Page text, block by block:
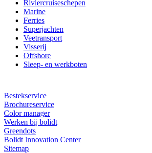
Riviercruiseschepen
Marine
Ferries
Superjachten
Veetransport
Visserij
Offshore
Sleep- en werkboten
Bestekservice
Brochureservice
Color manager
Werken bij bolidt
Greendots
Bolidt Innovation Center
Sitemap